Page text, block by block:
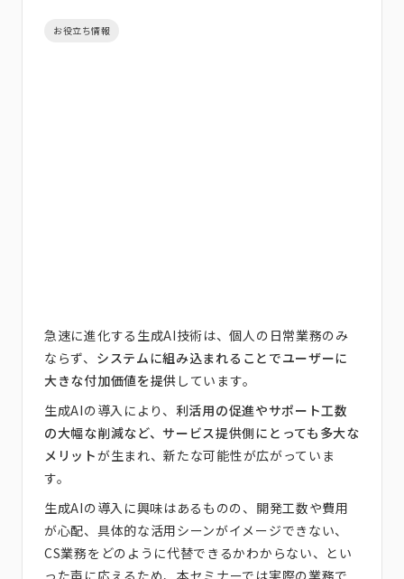
お役立ち情報
急速に進化する生成AI技術は、個人の日常業務のみ
ならず、 システムに組み込まれることでユーザーに
大きな付加価値を提供 しています。
生成AIの導入により、 利活用の促進やサポート工数
の大幅な削減など、サービス提供側にとっても多大な
メリットが生まれ、新たな可能性が広がっていま
す。
生成AIの導入に興味はあるものの、開発工数や費用
が心配、具体的な活用シーンがイメージできない、
CS業務をどのように代替できるかわからない、とい
った声に応えるため、本セミナーでは実際の業務で